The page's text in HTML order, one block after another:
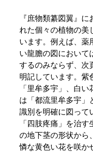
『庶物類纂図翼』
れた個々の植物の美
います。例えば、薬
い龍膽の図において
するのみならず、次
明記しています。紫
「里牟多宇」、白
は「都流里牟多宇」
識別を明確に図って
「四肢疼痛」を治
の地下茎の形状から
憐な黄色い花を咲か